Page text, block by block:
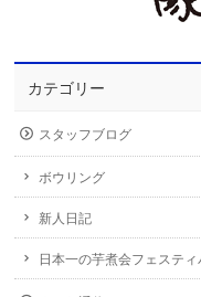
カテゴリー
スタッフブログ
ボウリング
新人日記
日本一の芋煮会フェスティ